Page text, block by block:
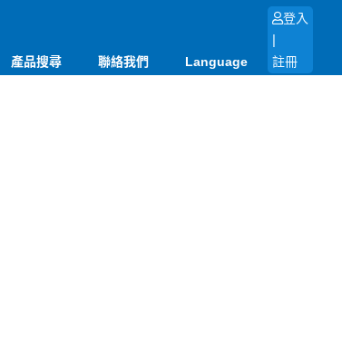
產品搜尋 聯絡我們 Language
登入
|
註冊